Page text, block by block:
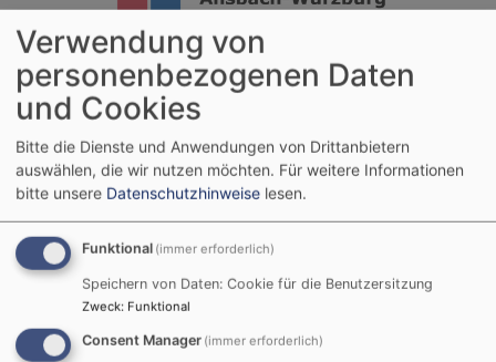
Hauptnavigation
Startseite 75 Jahre Kreuzkirche in Schweinfurt
Am 25. Februar 1940
nach Abriss der alten
Verwendung von
personenbezogenen Daten
und Cookies
Bitte die Dienste und Anwendungen von Drittanbietern
auswählen, die wir nutzen möchten. Für weitere Informationen
bitte unsere Datenschutzhinweise lesen.
Funktional (immer erforderlich)
Speichern von Daten: Cookie für die Benutzersitzung
Zweck: Funktional
Consent Manager (immer erforderlich)